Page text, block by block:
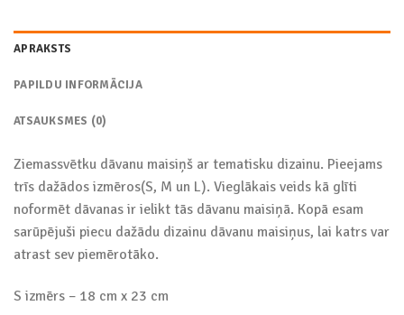
APRAKSTS
PAPILDU INFORMĀCIJA
ATSAUKSMES (0)
Ziemassvētku dāvanu maisiņš ar tematisku dizainu. Pieejams
trīs dažādos izmēros(S, M un L). Vieglākais veids kā glīti
noformēt dāvanas ir ielikt tās dāvanu maisiņā. Kopā esam
sarūpējuši piecu dažādu dizainu dāvanu maisiņus, lai katrs var
atrast sev piemērotāko.
S izmērs – 18 cm x 23 cm